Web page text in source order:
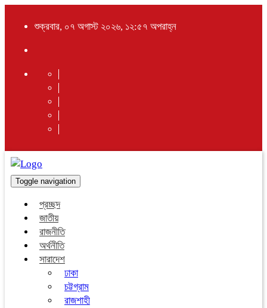
শুক্রবার, ০৭ অগাস্ট ২০২৬, ১২:৫৭ অপরাহ্ন
Toggle navigation
প্রচ্ছদ
জাতীয়
রাজনীতি
অর্থনীতি
সারাদেশ
ঢাকা
চট্টগ্রাম
রাজশাহী